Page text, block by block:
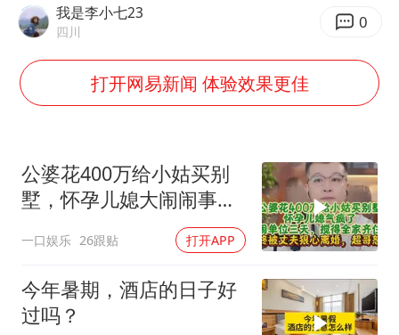
国防部：坚决反制任何闹海挑衅图谋
四川宜宾市高县发生4.9级地震
台湾海峡南口北上船舶实施交通管制
江苏发布台风蓝色预警
向鹏0-3不敌张本智和
今日立秋你咬秋了吗
东方之约 相约未来
我是李小七23
四川 0
打开网易新闻 体验效果更佳
公婆花400万给小姑买别
墅，怀孕儿媳大闹闹事，
一口娱乐 26跟贴 打开APP
今年暑期，酒店的日子好
过吗？